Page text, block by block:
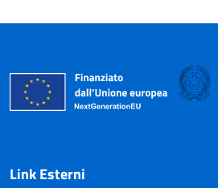
Link Esterni